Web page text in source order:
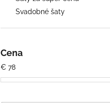
Svadobné šaty
Cena
€ 78
€79